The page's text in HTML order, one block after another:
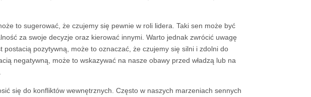
to sugerować, że czujemy się pewnie w roli lidera. Taki sen może być
za swoje decyzje oraz kierować innymi. Warto jednak zwrócić uwagę
postacią pozytywną, może to oznaczać, że czujemy się silni i zdolni do
negatywną, może to wskazywać na nasze obawy przed władzą lub na
się do konfliktów wewnętrznych. Często w naszych marzeniach sennych